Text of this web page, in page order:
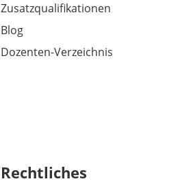
Zusatzqualifikationen
Blog
Dozenten-Verzeichnis
Rechtliches